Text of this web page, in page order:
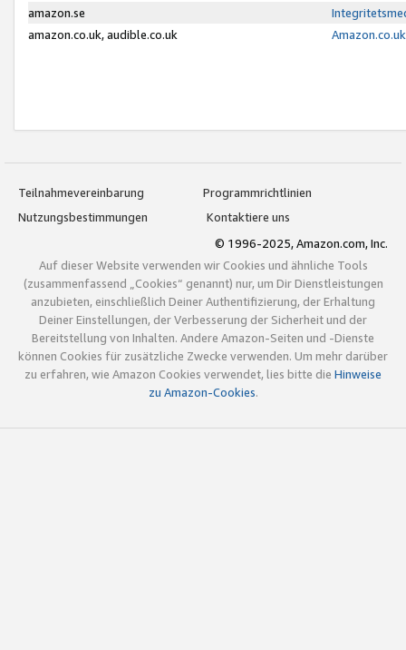
amazon.se
amazon.co.uk, audible.co.uk
Teilnahmevereinbarung
Programmrichtlinien
Nutzungsbestimmungen
Kontaktiere uns
© 1996-2025, Amazon.com, Inc.
Auf dieser Website verwenden wir Cookies und ähnliche Tools
(zusammenfassend „Cookies“ genannt) nur, um Dir Dienstleistungen
anzubieten, einschließlich Deiner Authentifizierung, der Erhaltung
Deiner Einstellungen, der Verbesserung der Sicherheit und der
Bereitstellung von Inhalten. Andere Amazon-Seiten und -Dienste
können Cookies für zusätzliche Zwecke verwenden. Um mehr darüber
zu erfahren, wie Amazon Cookies verwendet, lies bitte die Hinweise
zu Amazon-Cookies.